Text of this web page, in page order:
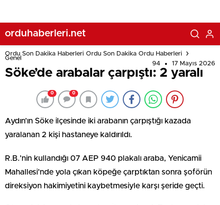
orduhaberleri.net
Ordu Son Dakika Haberleri Ordu Son Dakika Ordu Haberleri
Genel
94
17 Mayıs 2026
Söke’de arabalar çarpıştı: 2 yaralı
0 0
Aydın’ın Söke ilçesinde iki arabanın çarpıştığı kazada
yaralanan 2 kişi hastaneye kaldırıldı.
R.B.’nin kullandığı 07 AEP 940 plakalı araba, Yenicamii
Mahallesi’nde yola çıkan köpeğe çarptıktan sonra şoförün
direksiyon hakimiyetini kaybetmesiyle karşı şeride geçti.